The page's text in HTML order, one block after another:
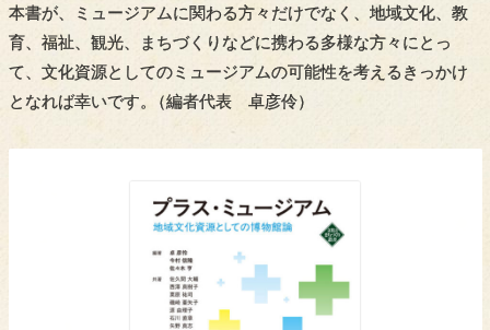
本書が、ミュージアムに関わる方々だけでなく、地域文化、教
育、福祉、観光、まちづくりなどに携わる多様な方々にとっ
て、文化資源としてのミュージアムの可能性を考えるきっかけ
となれば幸いです。 （編者代表 卓彦伶）